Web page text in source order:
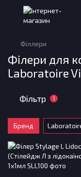
Філлери
Філери для
Laboratoire
Фільтр 1
Бренд